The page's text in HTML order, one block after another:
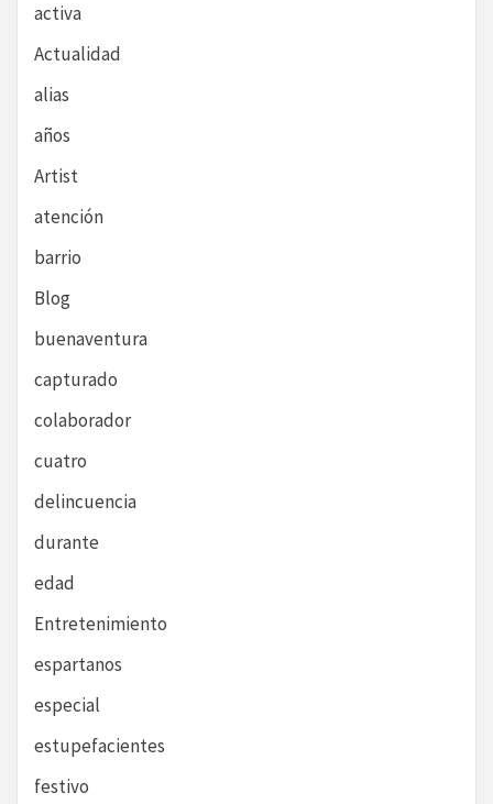
activa
Actualidad
alias
años
Artist
atención
barrio
Blog
buenaventura
capturado
colaborador
cuatro
delincuencia
durante
edad
Entretenimiento
espartanos
especial
estupefacientes
festivo